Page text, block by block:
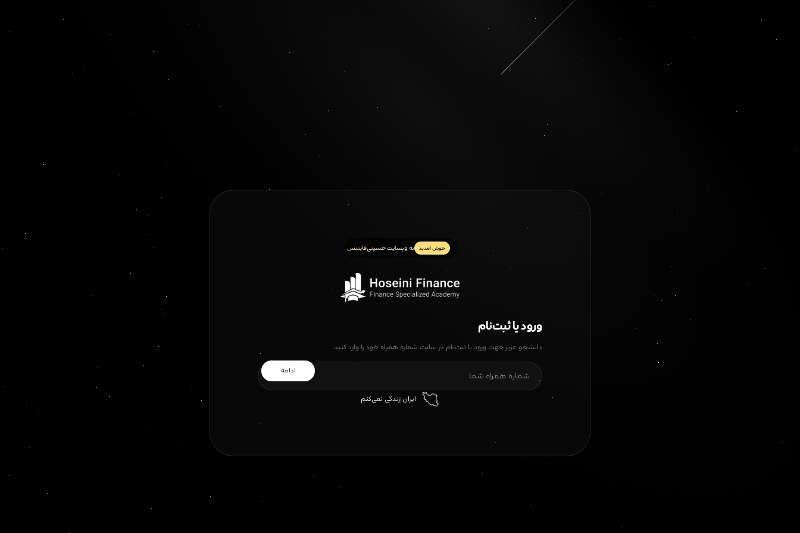
خوش آمدید به وبسایت حسینی‌فایننس
ورود یا ثبت‌نام
دانشجو عزیز جهت ورود یا ثبت‌نام در سایت شماره همراه خود را وارد کنید.
ادامه
ایران زندگی نمی‌کنم